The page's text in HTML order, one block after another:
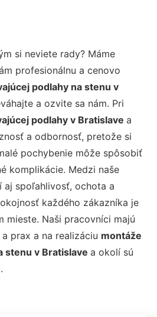
si neviete rady? Máme
profesionálnu a cenovo
podlahy na stenu v
a ozvite sa nám. Pri
podlahy v Bratislave a
a odbornosť, pretože si
pochybenie môže spôsobiť
komplikácie. Medzi naše
spoľahlivosť, ochota a
každého zákazníka je
mieste. Naši pracovníci majú
prax a na realizáciu montáže
stenu v Bratislave a okolí sú